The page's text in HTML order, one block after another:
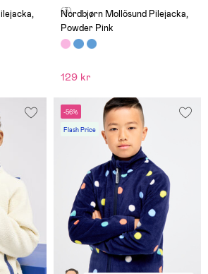
(3)
Nordbjørn Mollösund Pilejacka,
Powder Pink
129 kr
-56%
Flash Price